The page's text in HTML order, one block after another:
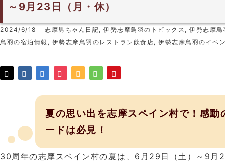
～9月23日（月・休）
2024/6/18 志摩男ちゃん日記, 伊勢志摩鳥羽のトピックス , 伊勢志摩
鳥羽の宿泊情報 , 伊勢志摩鳥羽のレストラン飲食店, 伊勢志摩鳥羽のイベ
夏の思い出を志摩スペイン村で！感動
ードは必見！
30周年の志摩スペイン村の夏は、6月29日（土）～9月